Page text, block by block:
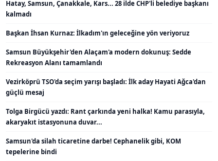
Hatay, Samsun, Çanakkale, Kars... 28 ilde CHP'li belediye başkanı
kalmadı
Başkan İhsan Kurnaz: İlkadım'ın geleceğine yön veriyoruz
Samsun Büyükşehir'den Alaçam'a modern dokunuş: Sedde
Rekreasyon Alanı tamamlandı
Vezirköprü TSO'da seçim yarışı başladı: İlk aday Hayati Ağca'dan
güçlü mesaj
Tolga Birgücü yazdı: Rant çarkında yeni halka! Kamu parasıyla,
akaryakıt istasyonuna duvar...
Samsun'da silah ticaretine darbe! Cephanelik gibi, KOM
tepelerine bindi